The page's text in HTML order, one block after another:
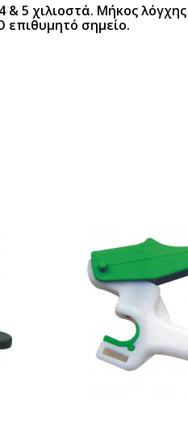
& 5 χιλιοστά. Μήκος
σημείο.